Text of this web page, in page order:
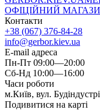
ОФІЦІЙНИЙ
Контакти
+38 (067) 376-84-28
info@gerbor.kiev.ua
E-mail адреса
Пн-Пт 09:00—20:00
Сб-Нд 10:00—16:00
Часи роботи
м.Київ, вул.
Подивитися на карті